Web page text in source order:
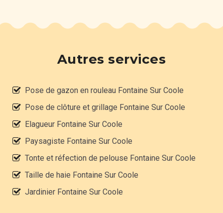
Autres services
Pose de gazon en rouleau Fontaine Sur Coole
Pose de clôture et grillage Fontaine Sur Coole
Elagueur Fontaine Sur Coole
Paysagiste Fontaine Sur Coole
Tonte et réfection de pelouse Fontaine Sur Coole
Taille de haie Fontaine Sur Coole
Jardinier Fontaine Sur Coole